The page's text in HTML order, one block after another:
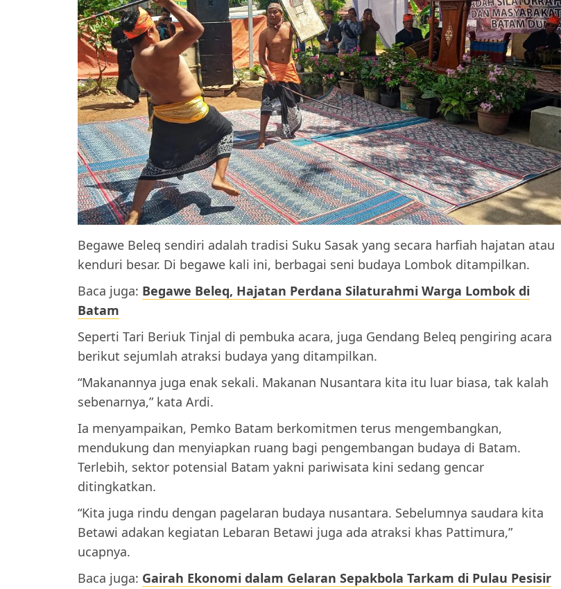
Begawe Beleq sendiri adalah tradisi Suku Sasak yang secara harfiah hajatan atau
kenduri besar. Di begawe kali ini, berbagai seni budaya Lombok ditampilkan.
Baca juga: Begawe Beleq, Hajatan Perdana Silaturahmi Warga Lombok di
Batam
Seperti Tari Beriuk Tinjal di pembuka acara, juga Gendang Beleq pengiring acara
berikut sejumlah atraksi budaya yang ditampilkan.
“Makanannya juga enak sekali. Makanan Nusantara kita itu luar biasa, tak kalah
sebenarnya,” kata Ardi.
Ia menyampaikan, Pemko Batam berkomitmen terus mengembangkan,
mendukung dan menyiapkan ruang bagi pengembangan budaya di Batam.
Terlebih, sektor potensial Batam yakni pariwisata kini sedang gencar
ditingkatkan.
“Kita juga rindu dengan pagelaran budaya nusantara. Sebelumnya saudara kita
Betawi adakan kegiatan Lebaran Betawi juga ada atraksi khas Pattimura,”
ucapnya.
Baca juga: Gairah Ekonomi dalam Gelaran Sepakbola Tarkam di Pulau Pesisir